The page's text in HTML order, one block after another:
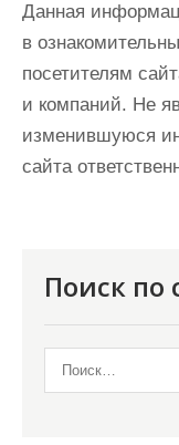
Данная
в
посетителям
и компаний. Не
изменившуюся
сайта
Поиск по